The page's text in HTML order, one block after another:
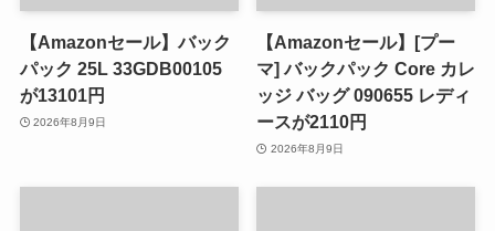
【Amazonセール】バック
パック 25L 33GDB00105
が13101円
2026年8月9日
【Amazonセール】[プー
マ] バックパック Core カレ
ッジ バッグ 090655 レディ
ースが2110円
2026年8月9日